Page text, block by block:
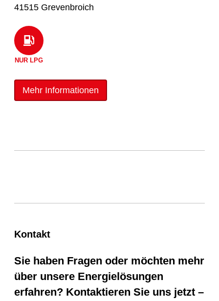
41515 Grevenbroich
NUR LPG
Mehr Informationen
Kontakt
Sie haben Fragen oder möchten mehr
über unsere Energielösungen
erfahren? Kontaktieren Sie uns jetzt –